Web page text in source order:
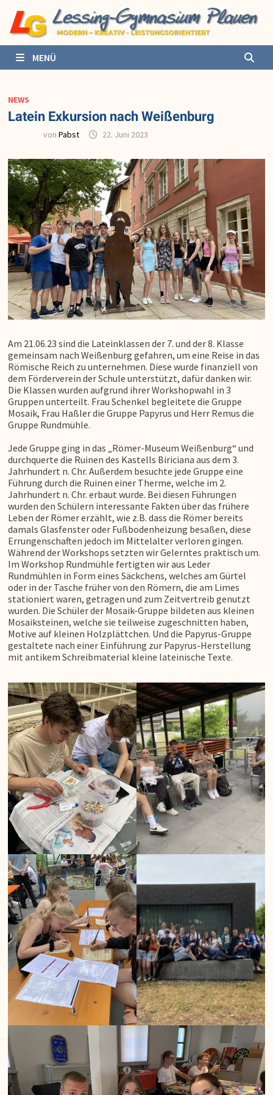
zum
Inhalt
MENÜ
NEWS
Latein Exkursion nach Weißenburg
vonPabst 22. Juni 2023
Am 21.06.23 sind die Lateinklassen der 7. und der 8. Klasse
gemeinsam nach Weißenburg gefahren, um eine Reise in das
Römische Reich zu unternehmen. Diese wurde finanziell von
dem Förderverein der Schule unterstützt, dafür danken wir.
Die Klassen wurden aufgrund ihrer Workshopwahl in 3
Gruppen unterteilt. Frau Schenkel begleitete die Gruppe
Mosaik, Frau Haßler die Gruppe Papyrus und Herr Remus die
Gruppe Rundmühle.
Jede Gruppe ging in das „Römer-Museum Weißenburg“ und
durchquerte die Ruinen des Kastells Biriciana aus dem 3.
Jahrhundert n. Chr. Außerdem besuchte jede Gruppe eine
Führung durch die Ruinen einer Therme, welche im 2.
Jahrhundert n. Chr. erbaut wurde. Bei diesen Führungen
wurden den Schülern interessante Fakten über das frühere
Leben der Römer erzählt, wie z.B. dass die Römer bereits
damals Glasfenster oder Fußbodenheizung besaßen, diese
Errungenschaften jedoch im Mittelalter verloren gingen.
Während der Workshops setzten wir Gelerntes praktisch um.
Im Workshop Rundmühle fertigten wir aus Leder
Rundmühlen in Form eines Säckchens, welches am Gürtel
oder in der Tasche früher von den Römern, die am Limes
stationiert waren, getragen und zum Zeitvertreib genutzt
wurden. Die Schüler der Mosaik-Gruppe bildeten aus kleinen
Mosaiksteinen, welche sie teilweise zugeschnitten haben,
Motive auf kleinen Holzplättchen. Und die Papyrus-Gruppe
gestaltete nach einer Einführung zur Papyrus-Herstellung
mit antikem Schreibmaterial kleine lateinische Texte.